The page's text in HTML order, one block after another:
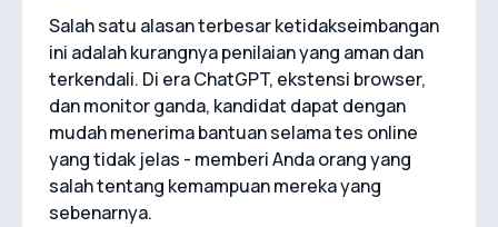
Salah satu alasan terbesar ketidakseimbangan
ini adalah kurangnya penilaian yang aman dan
terkendali. Di era ChatGPT, ekstensi browser,
dan monitor ganda, kandidat dapat dengan
mudah menerima bantuan selama tes online
yang tidak jelas - memberi Anda orang yang
salah tentang kemampuan mereka yang
sebenarnya.